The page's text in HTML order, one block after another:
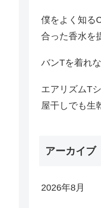
僕をよく知る
合った香水を
バンTを着れ
エアリズムT
屋干しでも生
アーカイブ
2026年8月